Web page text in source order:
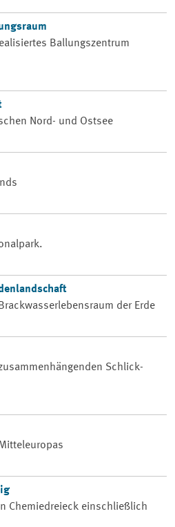
Ballungszentrum
Nord- und Ostsee
der Erde
Schlick-
Chemiedreieck einschließlich